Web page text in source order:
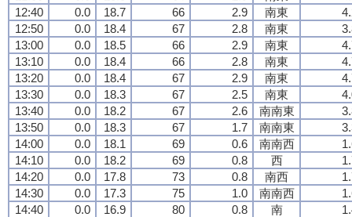
12:40
0.0 18.7 66 2.9 南東
12:50
0.0 18.4 67 2.8 南東
13:00
0.0 18.5 66 2.9 南東
13:10
0.0 18.4 66 2.8 南東
13:20
0.0 18.4 67 2.9 南東
13:30
0.0 18.3 67 2.5 南東
13:40
0.0 18.2 67 2.6 南南東
13:50
0.0 18.3 67 1.7 南南東
14:00
0.0 18.1 69 0.6 南南西
14:10
0.0 18.2 69 0.8 西
14:20
0.0 17.8 73 0.8 南西
14:30
0.0 17.3 75 1.0 南南西
14:40
0.0 16.9 80 0.8 南